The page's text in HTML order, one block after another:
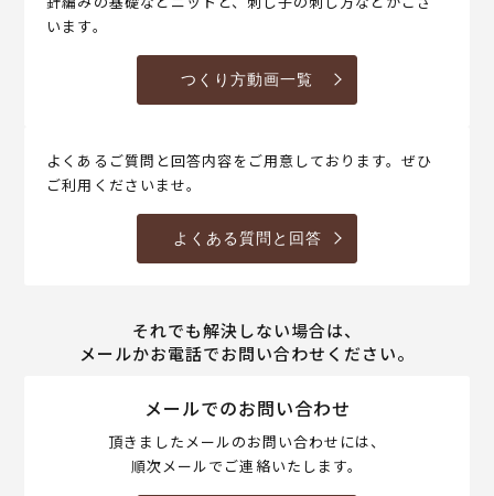
います。
つくり方動画一覧
よくあるご質問と回答内容をご用意しております。ぜひ
ご利用くださいませ。
よくある質問と回答
それでも解決しない場合は、
メールかお電話でお問い合わせください。
メールでのお問い合わせ
頂きましたメールのお問い合わせには、
順次メールでご連絡いたします。